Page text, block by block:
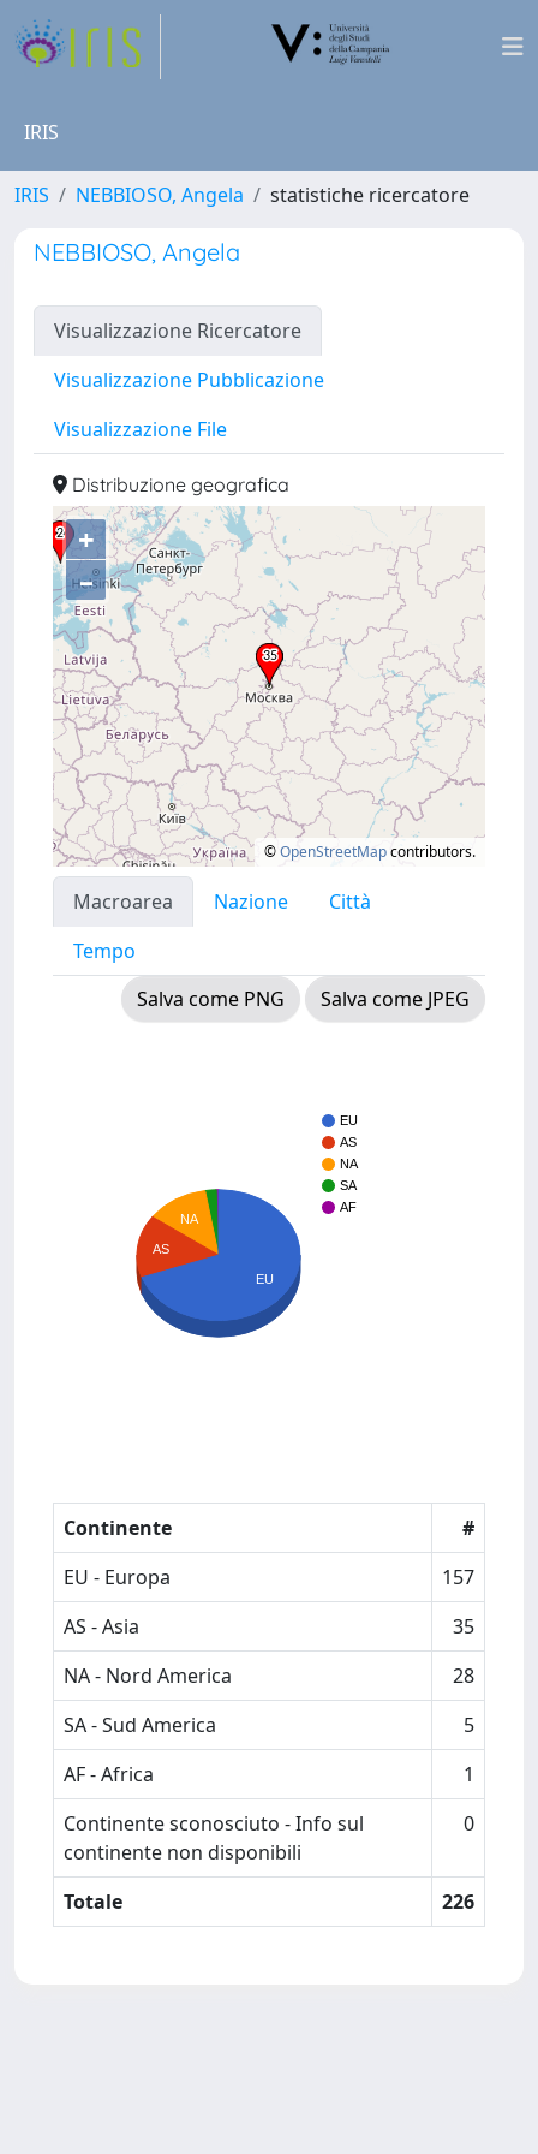
IRIS
IRIS NEBBIOSO, Angela statistiche ricercatore
NEBBIOSO, Angela
Visualizzazione Ricercatore
Visualizzazione Pubblicazione
Visualizzazione File
Distribuzione geografica
+
–
©OpenStreetMapcontributors.
Macroarea Nazione
Città
Tempo
Salva come PNG
Salva come JPEG
EU
AS
NA
SA
AF
NA
AS
EU
Continente
#
EU - Europa
157
AS - Asia
35
NA - Nord America
28
SA - Sud America
5
AF - Africa
1
Continente sconosciuto - Info sul
continente non disponibili
0
Totale 226